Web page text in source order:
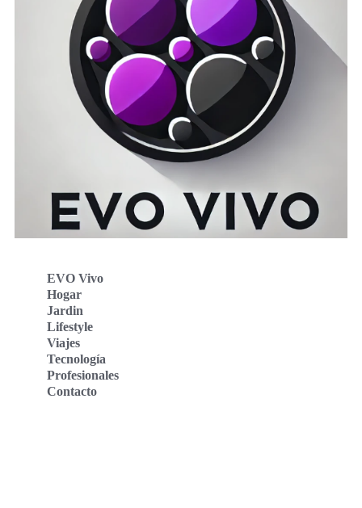
EVO Vivo
Hogar
Jardin
Lifestyle
Viajes
Tecnología
Profesionales
Contacto